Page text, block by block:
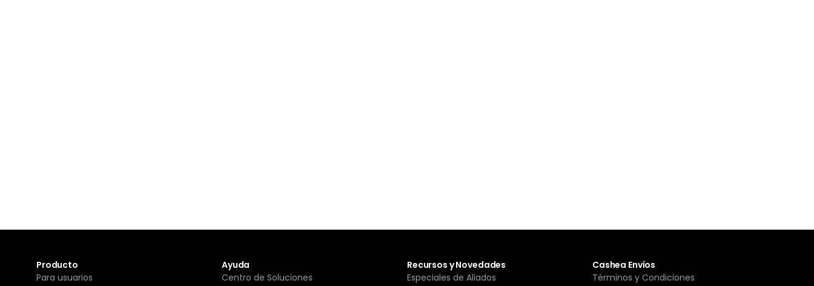
Producto
Para usuarios
Ayuda
Centro de Soluciones
Recursos y Novedades
Especiales de Aliados
Cashea Envíos
Términos y Condiciones